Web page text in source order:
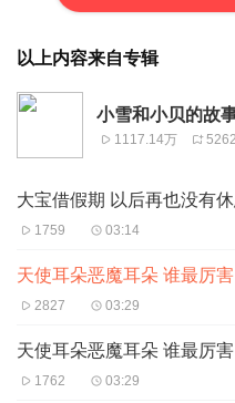
以上内容来自专辑
小雪和小贝的故
1117.14万 5262
大宝借假期 以后再也没有
1759 03:14
天使耳朵恶魔耳朵 谁最厉害
2827 03:29
天使耳朵恶魔耳朵 谁最厉害
1762 03:29